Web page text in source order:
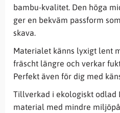
bambu-kvalitet. Den höga
ger en bekväm passform
skava.
Materialet känns lyxigt lent
fräscht längre och verkar
Perfekt även för dig med
Tillverkad i ekologiskt odlad
material med mindre